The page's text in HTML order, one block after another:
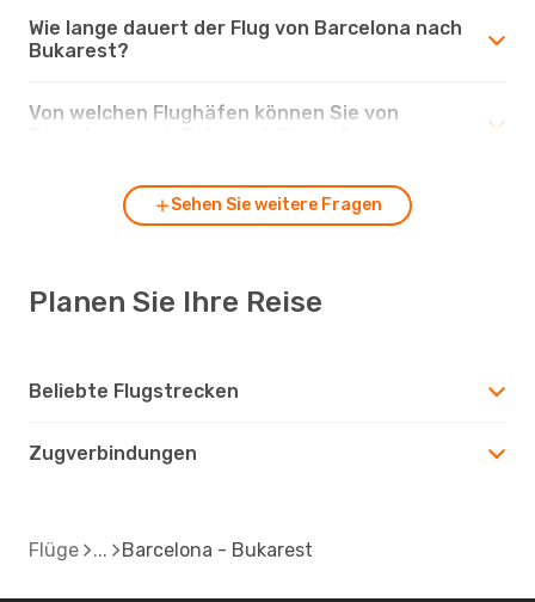
Wie lange dauert der Flug von Barcelona nach
Bukarest?
Von welchen Flughäfen können Sie von
Sehen Sie weitere Fragen
Planen Sie Ihre Reise
Beliebte Flugstrecken
Zugverbindungen
Flüge Barcelona - Bukarest